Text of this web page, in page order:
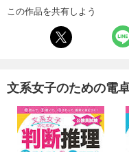
この作品を共有しよう
文系女子のための電